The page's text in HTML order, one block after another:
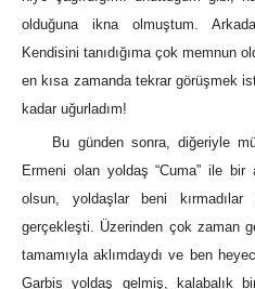
olduğuna ikna olmuştum.
Kendisini tanıdığıma çok memnun
en kısa zamanda tekrar görüşmek
kadar uğurladım!
Bu günden sonra, diğeriyle
Ermeni olan yoldaş “Cuma” ile
olsun, yoldaşlar beni
gerçekleşti. Üzerinden çok zaman
tamamıyla aklımdaydı ve ben
Garbis yoldaş gelmiş, kalabalık